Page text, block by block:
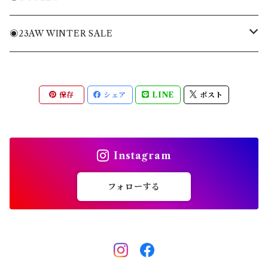
ブルゾン・ジャケット
全てのアイテム
ニット・ニットベスト
パンツ・ショートパンツ
スカート・ワンピース
キャディバッグ
キャップ・バイザー
ソックス
MENS APPAREL
◉23AW WINTER SALE
WOMENS
ACC
保存 シェア LINE ポスト
Instagram
フォローする